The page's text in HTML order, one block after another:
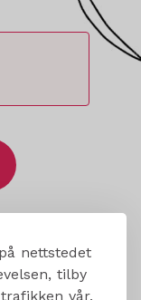
nettstedet
tilby
vår.